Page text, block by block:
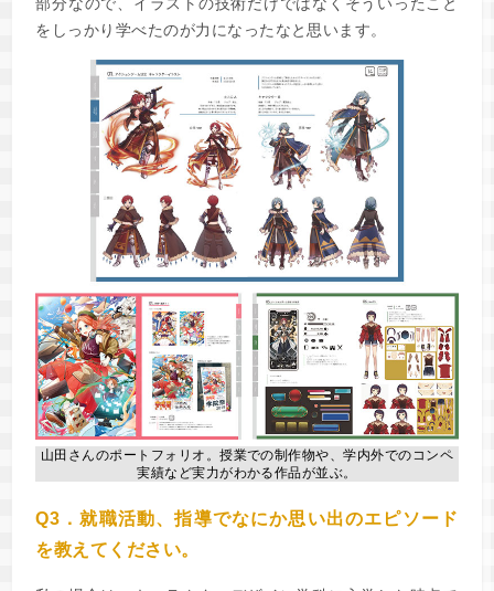
部分なので、イラストの技術だけではなくそういったこと
をしっかり学べたのが力になったなと思います。
山田さんのポートフォリオ。授業での制作物や、学内外でのコンペ
実績など実力がわかる作品が並ぶ。
Q3．就職活動、指導でなにか思い出のエピソード
を教えてください。